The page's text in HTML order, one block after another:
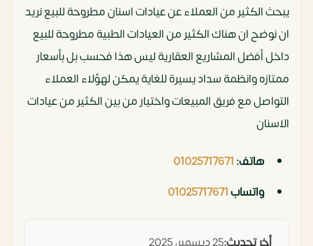
يبحث الكثير من العملاء عن عيادات اسنان مطروحة للبيع نريد
ان نوضح ان هناك الكثير من العيادات الطبية مطروحة للبيع
داخل أفضل المشاريع العقارية ليس هذا فحسب بل بأسعار
ممتازه وانظمة سداد يسيرة للغاية يمكن لهؤلاء العملاء
التواصل مع فريق المبيعات واختيار من بين الكثير من عيادات
الاسنان
هاتف:01025717671
واتساب01025717671